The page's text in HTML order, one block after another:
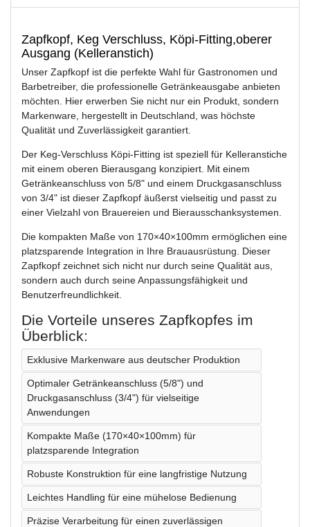
Zapfkopf, Keg Verschluss, Köpi-Fitting,oberer
Ausgang (Kelleranstich)
Unser Zapfkopf ist die perfekte Wahl für Gastronomen und
Barbetreiber, die professionelle Getränkeausgabe anbieten
möchten. Hier erwerben Sie nicht nur ein Produkt, sondern
Markenware, hergestellt in Deutschland, was höchste
Qualität und Zuverlässigkeit garantiert.
Der Keg-Verschluss Köpi-Fitting ist speziell für Kelleranstiche
mit einem oberen Bierausgang konzipiert. Mit einem
Getränkeanschluss von 5/8" und einem Druckgasanschluss
von 3/4" ist dieser Zapfkopf äußerst vielseitig und passt zu
einer Vielzahl von Brauereien und Bierausschanksystemen.
Die kompakten Maße von 170×40×100mm ermöglichen eine
platzsparende Integration in Ihre Brauausrüstung. Dieser
Zapfkopf zeichnet sich nicht nur durch seine Qualität aus,
sondern auch durch seine Anpassungsfähigkeit und
Benutzerfreundlichkeit.
Die Vorteile unseres Zapfkopfes im
Überblick:
Exklusive Markenware aus deutscher Produktion
Optimaler Getränkeanschluss (5/8") und
Druckgasanschluss (3/4") für vielseitige
Anwendungen
Kompakte Maße (170×40×100mm) für
platzsparende Integration
Robuste Konstruktion für eine langfristige Nutzung
Leichtes Handling für eine mühelose Bedienung
Präzise Verarbeitung für einen zuverlässigen